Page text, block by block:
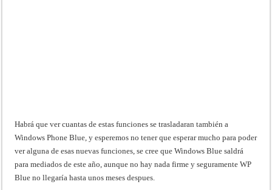
Habrá que ver cuantas de estas funciones se trasladaran también a
Windows Phone Blue, y esperemos no tener que esperar mucho para poder
ver alguna de esas nuevas funciones, se cree que Windows Blue saldrá
para mediados de este año, aunque no hay nada firme y seguramente WP
Blue no llegaría hasta unos meses despues.